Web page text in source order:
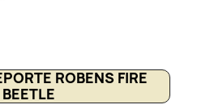
ROBENS FIRE
BEETLE